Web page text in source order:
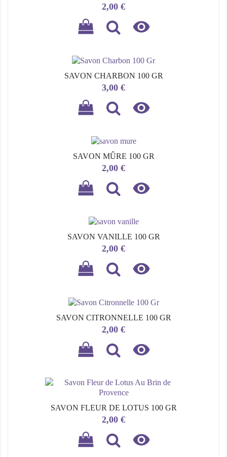
Prix
2,00 €

SAVON CHARBON 100 GR
Prix
3,00 €

SAVON MÛRE 100 GR
Prix
2,00 €

SAVON VANILLE 100 GR
Prix
2,00 €

SAVON CITRONNELLE 100 GR
Prix
2,00 €

SAVON FLEUR DE LOTUS 100 GR
Prix
2,00 €
